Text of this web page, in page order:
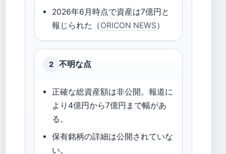
2026年6月時点で資産は7億円と
報じられた（ORICON NEWS）
2 不明な点
正確な総資産額は非公開。報道に
より4億円から7億円まで幅があ
る。
保有銘柄の詳細は公開されていな
い。